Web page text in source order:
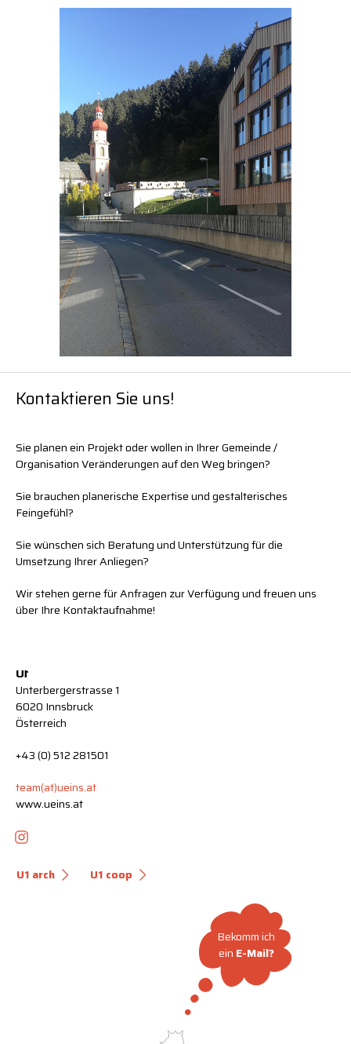
Kontaktieren Sie uns!
Sie planen ein Projekt oder wollen in Ihrer Gemeinde /
Organisation Veränderungen auf den Weg bringen?
Sie brauchen planerische Expertise und gestalterisches
Feingefühl?
Sie wünschen sich Beratung und Unterstützung für die
Umsetzung Ihrer Anliegen?
Wir stehen gerne für Anfragen zur Verfügung und freuen uns
über Ihre Kontaktaufnahme!
U1
Unterbergerstrasse 1
6020 Innsbruck
Österreich
+43 (0) 512 281501
team(at)ueins.at
www.ueins.at
U1 arch U1 coop
Bekomm ich
ein E-Mail?